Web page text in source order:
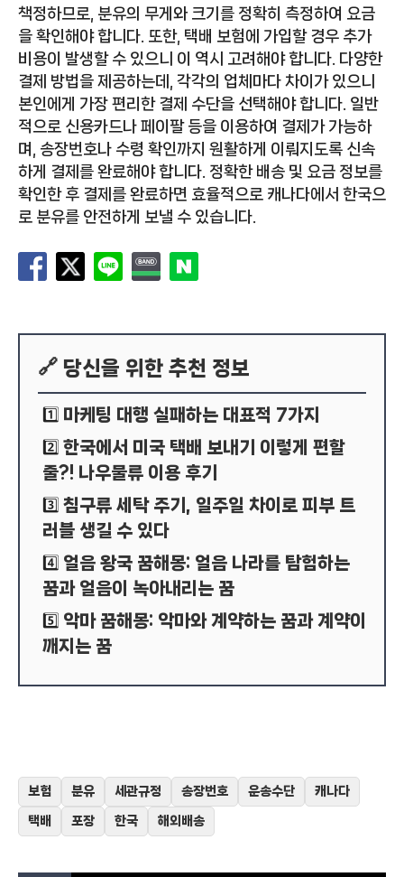
책정하므로, 분유의 무게와 크기를 정확히 측정하여 요금
을 확인해야 합니다. 또한, 택배 보험에 가입할 경우 추가
비용이 발생할 수 있으니 이 역시 고려해야 합니다. 다양한
결제 방법을 제공하는데, 각각의 업체마다 차이가 있으니
본인에게 가장 편리한 결제 수단을 선택해야 합니다. 일반
적으로 신용카드나 페이팔 등을 이용하여 결제가 가능하
며, 송장번호나 수령 확인까지 원활하게 이뤄지도록 신속
하게 결제를 완료해야 합니다. 정확한 배송 및 요금 정보를
확인한 후 결제를 완료하면 효율적으로 캐나다에서 한국으
로 분유를 안전하게 보낼 수 있습니다.
🔗 당신을 위한 추천 정보
1️⃣ 마케팅 대행 실패하는 대표적 7가지
2️⃣ 한국에서 미국 택배 보내기 이렇게 편할
줄?! 나우물류 이용 후기
3️⃣ 침구류 세탁 주기, 일주일 차이로 피부 트
러블 생길 수 있다
4️⃣ 얼음 왕국 꿈해몽: 얼음 나라를 탐험하는
꿈과 얼음이 녹아내리는 꿈
5️⃣ 악마 꿈해몽: 악마와 계약하는 꿈과 계약이
깨지는 꿈
보험 분유 세관규정 송장번호 운송수단 캐나다
택배 포장 한국 해외배송